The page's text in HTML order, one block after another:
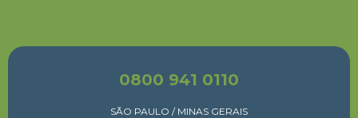
0800 941 0110
SÃO PAULO / MINAS GERAIS